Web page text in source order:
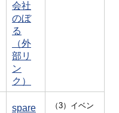
会社
のぼ
る
（外
部リ
ン
ク）
spare
（3）イベン